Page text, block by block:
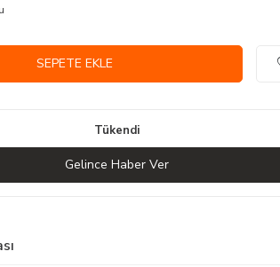
SEPETE EKLE
Tükendi
Gelince Haber Ver